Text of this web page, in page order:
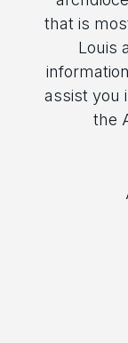
that is
Louis
assist you
the